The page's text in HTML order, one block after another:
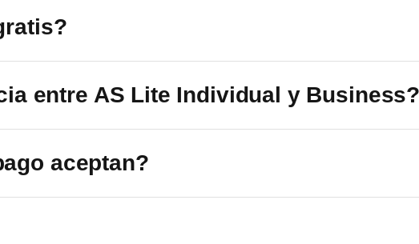
entre AS Lite Individual y
aceptan?